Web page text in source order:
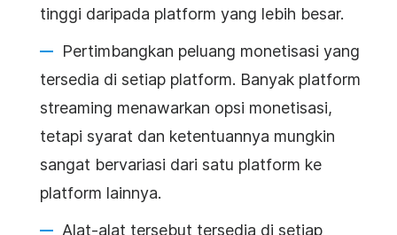
tinggi daripada platform yang lebih besar.
Pertimbangkan peluang monetisasi yang
tersedia di setiap platform. Banyak platform
streaming menawarkan opsi monetisasi,
tetapi syarat dan ketentuannya mungkin
sangat bervariasi dari satu platform ke
platform lainnya.
Alat-alat tersebut tersedia di setiap